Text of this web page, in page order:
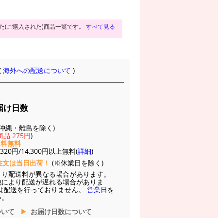
(ご購入された)商品一覧です。 すべて見る
海外への配送について )
け日数
縄・離島を除く)
品 275円)
無料
円/14,300円以上無料(詳細)
は当日出荷！ (※休業日を除く)
配送料が異なる場合があります。
より配送が遅れる場合がありま
送を行っておりません。 営業日を
て
お届け日数について